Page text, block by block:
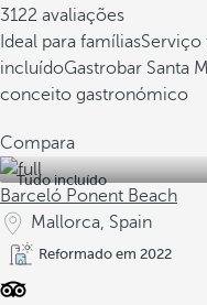
3122 avaliações
Ideal para famíliasServiço
incluídoGastrobar Santa
conceito gastronómico
Compara
Tudo incluído
Barceló Ponent Beach
Mallorca, Spain
Reformado em 2022